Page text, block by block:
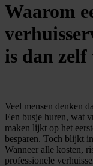
Waarom
is dan
Veel mensen denken
Een busje huren, wat
maken lijkt op het
besparen. Toch blijkt
Wanneer alle kosten,
professionele